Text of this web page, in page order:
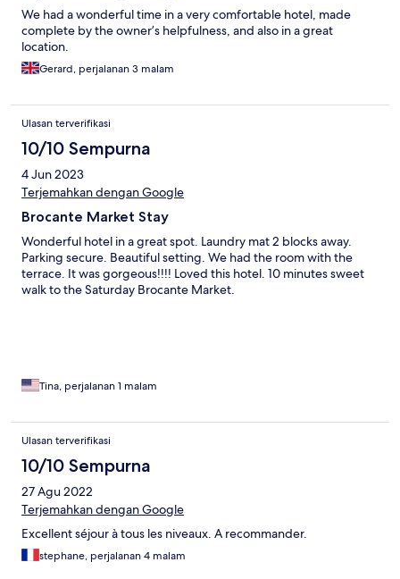
We had a wonderful time in a very comfortable hotel, made
complete by the owner’s helpfulness, and also in a great
location.
Gerard, perjalanan 3 malam
Ulasan terverifikasi
10/10 Sempurna
4 Jun 2023
Terjemahkan dengan Google
Brocante Market Stay
Wonderful hotel in a great spot. Laundry mat 2 blocks away.
Parking secure. Beautiful setting. We had the room with the
terrace. It was gorgeous!!!! Loved this hotel. 10 minutes sweet
walk to the Saturday Brocante Market.
Tina, perjalanan 1 malam
Ulasan terverifikasi
10/10 Sempurna
27 Agu 2022
Terjemahkan dengan Google
Excellent séjour à tous les niveaux. A recommander.
stephane, perjalanan 4 malam